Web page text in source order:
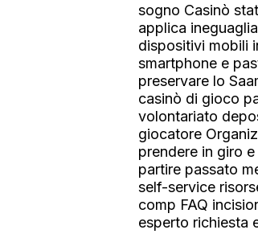
sogno Casinò
applica
dispositivi mobili
smartphone e
preservare lo
casinò di gioco
volontariato
giocatore
prendere in giro
partire passato
self-service
comp FAQ
esperto richiesta